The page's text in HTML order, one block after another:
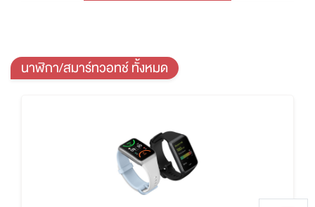
นาฬิกา/สมาร์ทวอทช์ ทั้งหมด